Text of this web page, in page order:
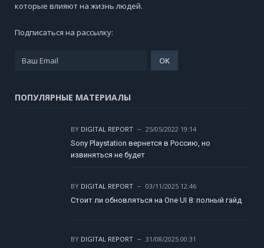
которые влияют на жизнь людей.
Подписаться на рассылку:
ПОПУЛЯРНЫЕ МАТЕРИАЛЫ
BY DIGITAL REPORT
25/05/2022 19:14
Sony Playstation вернется в Россию, но
извиняться не будет
BY DIGITAL REPORT
03/11/2025 12:46
Стоит ли обновляться на One UI 8: полный гайд
BY DIGITAL REPORT
31/08/2025 00:31